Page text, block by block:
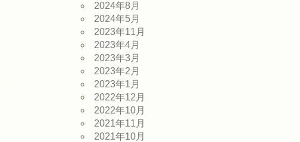
2024年8月
2024年5月
2023年11月
2023年4月
2023年3月
2023年2月
2023年1月
2022年12月
2022年10月
2021年11月
2021年10月